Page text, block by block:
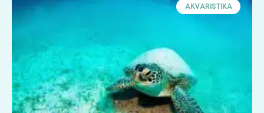
AKVARISTIKA